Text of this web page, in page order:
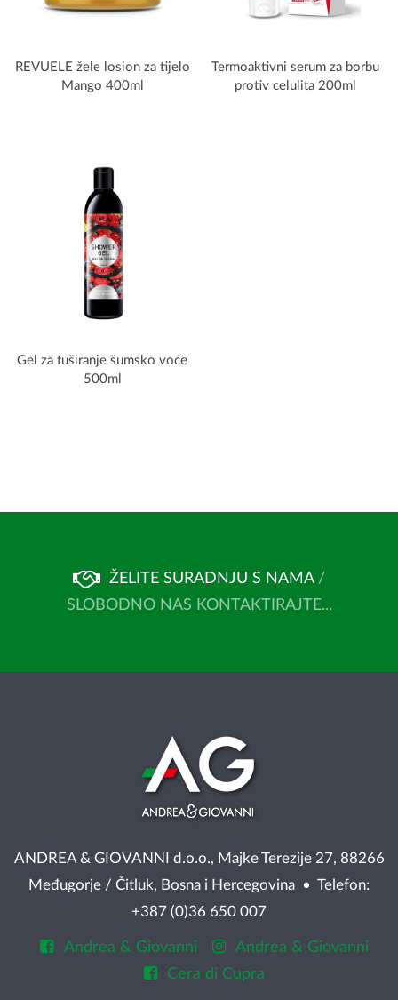
REVUELE žele losion za tijelo
Mango 400ml
Termoaktivni serum za borbu
protiv celulita 200ml
Gel za tuširanje šumsko voće
500ml
ŽELITE SURADNJU S NAMA /
SLOBODNO NAS KONTAKTIRAJTE...
ANDREA & GIOVANNI d.o.o., Majke Terezije 27, 88266
Međugorje / Čitluk, Bosna i Hercegovina • Telefon:
+387 (0)36 650 007
Andrea & Giovanni
Andrea & Giovanni
Cera di Cupra